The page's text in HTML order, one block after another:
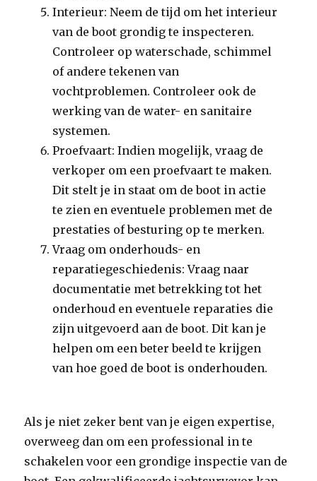
Interieur: Neem de tijd om het interieur
van de boot grondig te inspecteren.
Controleer op waterschade, schimmel
of andere tekenen van
vochtproblemen. Controleer ook de
werking van de water- en sanitaire
systemen.
Proefvaart: Indien mogelijk, vraag de
verkoper om een proefvaart te maken.
Dit stelt je in staat om de boot in actie
te zien en eventuele problemen met de
prestaties of besturing op te merken.
Vraag om onderhouds- en
reparatiegeschiedenis: Vraag naar
documentatie met betrekking tot het
onderhoud en eventuele reparaties die
zijn uitgevoerd aan de boot. Dit kan je
helpen om een beter beeld te krijgen
van hoe goed de boot is onderhouden.
Als je niet zeker bent van je eigen expertise,
overweeg dan om een professional in te
schakelen voor een grondige inspectie van de